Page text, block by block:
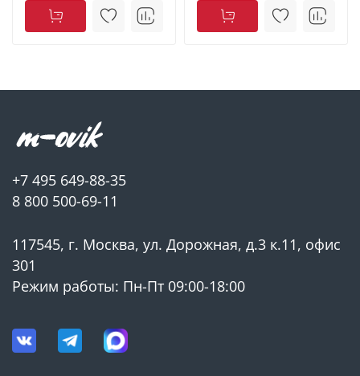
электродвигатель: однофазный с масляным
охлаждением;
рассчитана на 180 до 250 В.
+7 495 649-88-35
8 800 500-69-11
117545, г. Москва, ул. Дорожная, д.3 к.11, офис
301
Режим работы: Пн-Пт 09:00-18:00